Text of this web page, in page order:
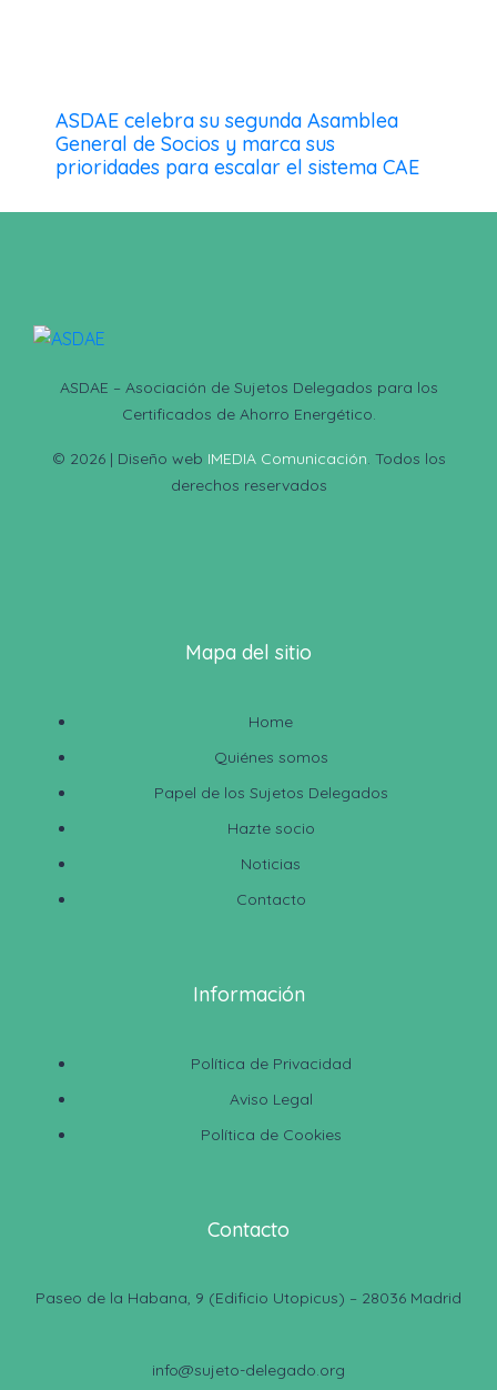
ASDAE celebra su segunda Asamblea
General de Socios y marca sus
prioridades para escalar el sistema CAE
ASDAE – Asociación de Sujetos Delegados para los
Certificados de Ahorro Energético.
© 2026 | Diseño web IMEDIA Comunicación. Todos los
derechos reservados
Mapa del sitio
Home
Quiénes somos
Papel de los Sujetos Delegados
Hazte socio
Noticias
Contacto
Información
Política de Privacidad
Aviso Legal
Política de Cookies
Contacto
Paseo de la Habana, 9 (Edificio Utopicus) – 28036 Madrid
info@sujeto-delegado.org